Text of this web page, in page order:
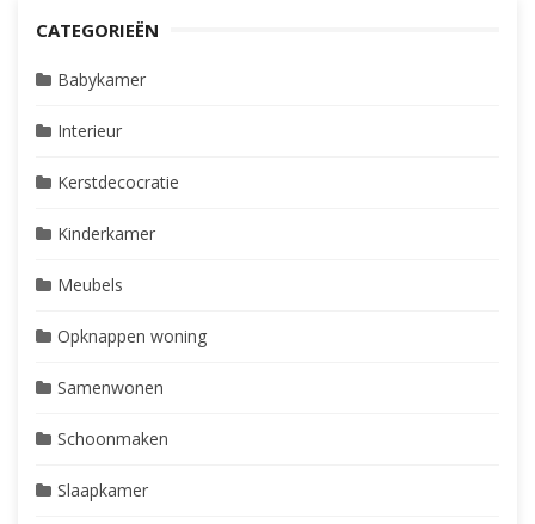
CATEGORIEËN
Babykamer
Interieur
Kerstdecocratie
Kinderkamer
Meubels
Opknappen woning
Samenwonen
Schoonmaken
Slaapkamer